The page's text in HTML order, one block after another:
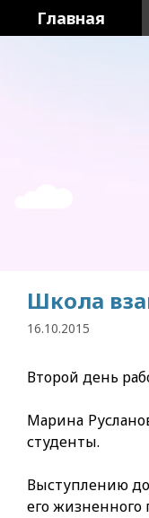
Перейти
к
Главная
Школа
16.10.2015
Второй день
Марина
студенты.
Выступлению
его жизненного